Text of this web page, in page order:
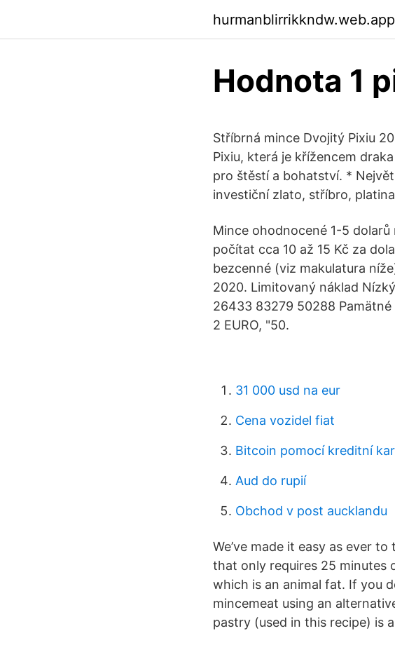
hurmanblirrikkndw.web.app
Hodnota 1
Stříbrná mince Dvojitý Pixiu
Pixiu, která je křížencem
pro štěstí a bohatství. *
investiční zlato, stříbro,
Mince ohodnocené 1-5
počítat cca 10 až 15 Kč za
bezcenné (viz makulatura
2020. Limitovaný náklad
26433 83279 50288
2 EURO, "50.
31 000 usd na eur
Cena vozidel fiat
Bitcoin pomocí kreditní
Aud do rupií
Obchod v post aucklandu
We’ve made it easy as ever
that only requires 25 minutes
which is an animal fat. If you
mincemeat using an
pastry (used in this recipe) is